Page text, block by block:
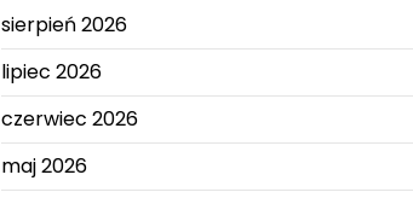
sierpień 2026
lipiec 2026
czerwiec 2026
maj 2026